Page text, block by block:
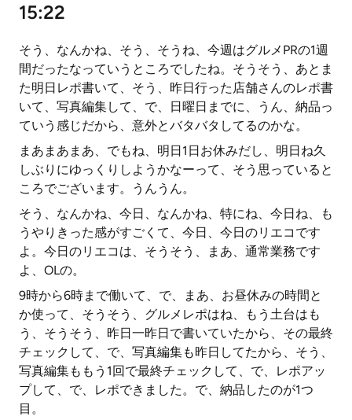
15:22
そう、なんかね、そう、そうね、今週はグルメPRの1週
間だったなっていうところでしたね。そうそう、あとま
た明日レポ書いて、そう、昨日行った店舗さんのレポ書
いて、写真編集して、で、日曜日までに、うん、納品っ
ていう感じだから、意外とバタバタしてるのかな。
まあまあまあ、でもね、明日1日お休みだし、明日ね久
しぶりにゆっくりしようかなーって、そう思っていると
ころでございます。うんうん。
そう、なんかね、今日、なんかね、特にね、今日ね、も
うやりきった感がすごくて、今日、今日のリエコです
よ。今日のリエコは、そうそう、まあ、通常業務です
よ、OLの。
9時から6時まで働いて、で、まあ、お昼休みの時間と
か使って、そうそう、グルメレポはね、もう土台はも
う、そうそう、昨日一昨日で書いていたから、その最終
チェックして、で、写真編集も昨日してたから、そう、
写真編集ももう1回で最終チェックして、で、レポアッ
プして、で、レポできました。で、納品したのが1つ
目。